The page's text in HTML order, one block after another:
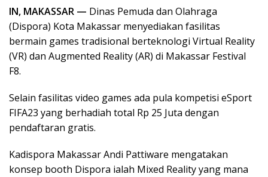
IN, MAKASSAR — Dinas Pemuda dan Olahraga
(Dispora) Kota Makassar menyediakan fasilitas
bermain games tradisional berteknologi Virtual Reality
(VR) dan Augmented Reality (AR) di Makassar Festival
F8.
Selain fasilitas video games ada pula kompetisi eSport
FIFA23 yang berhadiah total Rp 25 Juta dengan
pendaftaran gratis.
Kadispora Makassar Andi Pattiware mengatakan
konsep booth Dispora ialah Mixed Reality yang mana